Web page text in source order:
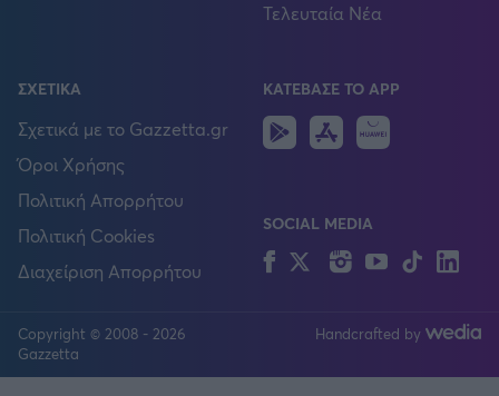
Τελευταία Νέα
ΣΧΕΤΙΚΑ
Σχετικά με το Gazzetta.gr
Όροι Χρήσης
Πολιτική Απορρήτου
Πολιτική Cookies
Διαχείριση Απορρήτου
ΚΑΤΕΒΑΣΕ ΤΟ APP
Android
IOS
SOCIAL MEDIA
FacebookTwitterInstagram
YouTubeTikTok
Copyright © 2008 - 2026
Gazzetta
Handcrafted by